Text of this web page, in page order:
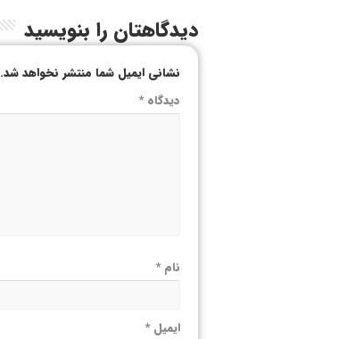
دیدگاهتان را بنویسید
نشانی ایمیل شما منتشر نخواهد شد.
دیدگاه*
نام*
ایمیل*